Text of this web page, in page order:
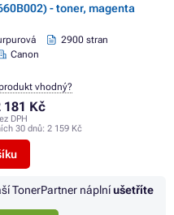
- toner, magenta
2900 stran
Canon
181 Kč
DPH
30 dnů: 2 159 Kč
vhodný?
TonerPartner náplníušetříte